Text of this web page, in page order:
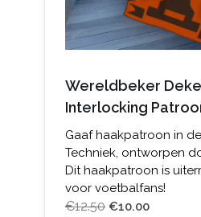
Wereldbeker
Interlocking
Gaaf haakpatroon in
Techniek, ontworpen
Dit haakpatroon is
voor voetbalfans!
€12.50 €10.00